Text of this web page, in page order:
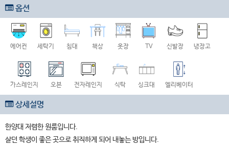
옵션
에어컨 세탁기 침대 책상 옷장 TV 신발장 냉장고
가스레인지 오븐 전자레인지 식탁 싱크대 엘리베이터
상세설명
한양대 저렴한 원룸입니다.
살던 학생이 좋은 곳으로 취직하게 되어 내놓는 방입니다.